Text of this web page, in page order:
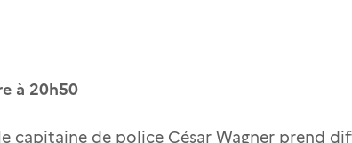
à 20h50
capitaine de police César Wagner prend